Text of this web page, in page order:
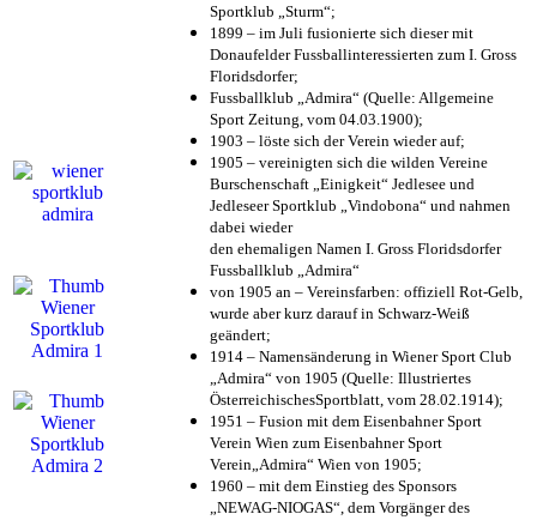
Sportklub „Sturm“;
1899 – im Juli fusionierte sich dieser mit
Donaufelder Fussballinteressierten zum I. Gross
Floridsdorfer;
Fussballklub „Admira“ (Quelle: Allgemeine
Sport Zeitung, vom 04.03.1900);
1903 – löste sich der Verein wieder auf;
1905 – vereinigten sich die wilden Vereine
Burschenschaft „Einigkeit“ Jedlesee und
Jedleseer Sportklub „Vindobona“ und nahmen
dabei wieder
den ehemaligen Namen I. Gross Floridsdorfer
Fussballklub „Admira“
von 1905 an – Vereinsfarben: offiziell Rot-Gelb,
wurde aber kurz darauf in Schwarz-Weiß
geändert;
1914 – Namensänderung in Wiener Sport Club
„Admira“ von 1905 (Quelle: Illustriertes
ÖsterreichischesSportblatt, vom 28.02.1914);
1951 – Fusion mit dem Eisenbahner Sport
Verein Wien zum Eisenbahner Sport
Verein„Admira“ Wien von 1905;
1960 – mit dem Einstieg des Sponsors
„NEWAG-NIOGAS“, dem Vorgänger des